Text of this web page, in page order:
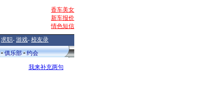
香车美女
新车报价
情色短信
求职- 游戏- 校友录
俱乐部 约会
我来补充两句